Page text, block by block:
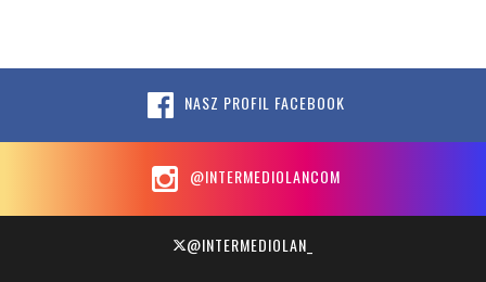
NASZ PROFIL FACEBOOK
@INTERMEDIOLANCOM
@INTERMEDIOLAN_